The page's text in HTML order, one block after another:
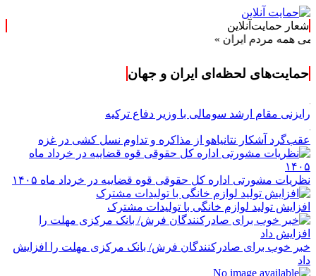
شعار حمایت‌آنلاین
ایران »
حمایت‌های لحظه‌ای ایران و جهان
رایزنی مقام ارشد سومالی با وزیر دفاع ترکیه
عقب‌گرد آشکار نتانیاهو از مذاکره و تداوم نسل کشی در غزه
نظریات مشورتی اداره کل حقوقی قوه قضاییه در خرداد ماه ۱۴۰۵
افزایش تولید لوازم خانگی با تولیدات مشترک
خبر خوب برای صادرکنندگان فرش/ بانک مرکزی مهلت را افزایش
داد